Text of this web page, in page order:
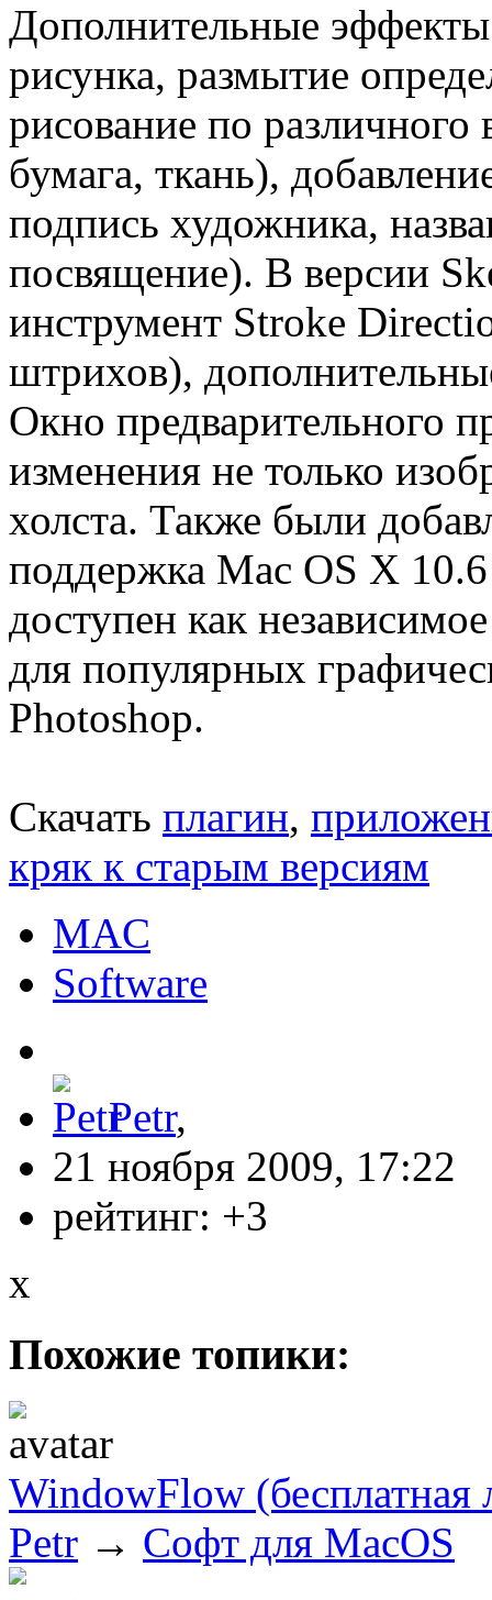
Дополнительные
рисунка, размытие
рисование по различного
бумага, ткань),
подпись художника,
посвящение). В версии
инструмент Stroke
штрихов),
Окно предварительного
изменения не только
холста. Также были
поддержка Mac OS X
доступен как
для популярных
Photoshop.
Скачать плагин,
кряк к старым версиям
MAC
Software
Petr,
21 ноября 2009, 17:22
рейтинг: +3
x
Похожие топики:
WindowFlow (бесплатная
Petr → Софт для MacOS